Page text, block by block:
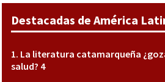
Destacadas de América
La literatura catamarqueña
salud? 4